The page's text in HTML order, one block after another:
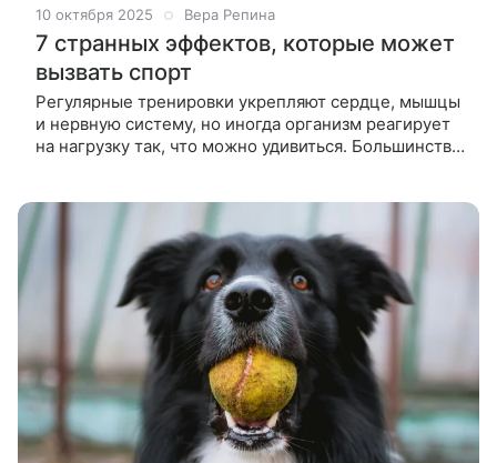
10 октября 2025 Вера Репина
7 странных эффектов, которые может
вызвать спорт
Регулярные тренировки укрепляют сердце, мышцы
и нервную систему, но иногда организм реагирует
на нагрузку так, что можно удивиться. Большинство